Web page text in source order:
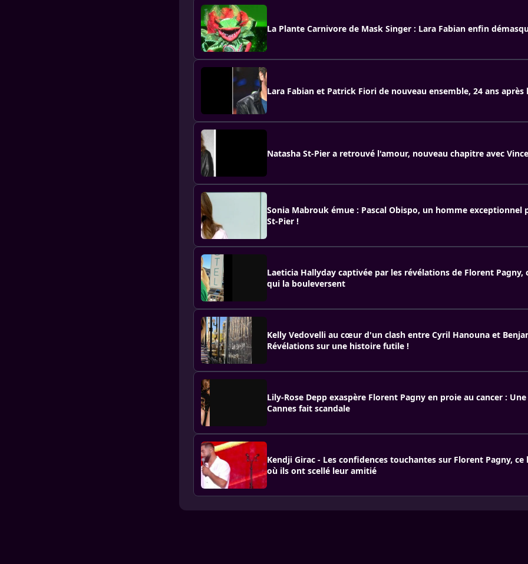
La Plante Carnivore de Mask Singer : Lara Fabian enfin
Lara Fabian et Patrick Fiori de nouveau ensemble, 24 ans
Natasha St-Pier a retrouvé l'amour, nouveau chapitre avec
Sonia Mabrouk émue : Pascal Obispo, un homme exceptionnel
St-Pier !
Laeticia Hallyday captivée par les révélations de Florent Pagny,
qui la bouleversent
Kelly Vedovelli au cœur d'un clash entre Cyril Hanouna et
Révélations sur une histoire futile !
Lily-Rose Depp exaspère Florent Pagny en proie au cancer :
Cannes fait scandale
Kendji Girac - Les confidences touchantes sur Florent Pagny,
où ils ont scellé leur amitié